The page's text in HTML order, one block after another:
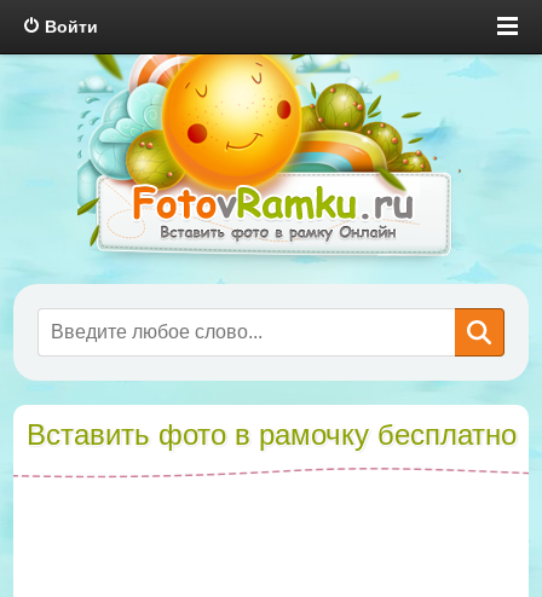
Войти
Вставить фото в рамочку бесплатно